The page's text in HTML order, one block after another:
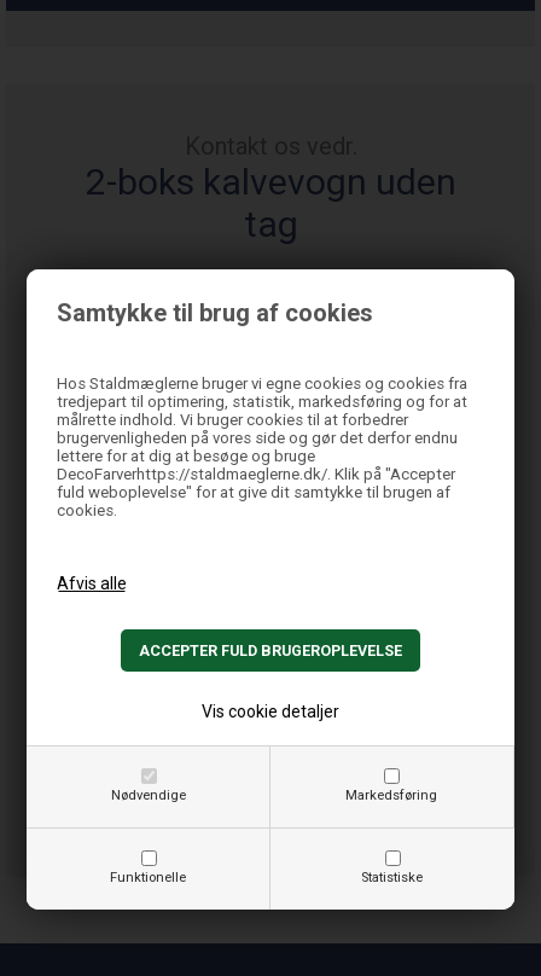
Samtykke til brug af cookies
Hos Staldmæglerne bruger vi egne cookies og cookies fra
tredjepart til optimering, statistik, markedsføring og for at
målrette indhold. Vi bruger cookies til at forbedrer
brugervenligheden på vores side og gør det derfor endnu
lettere for at dig at besøge og bruge
DecoFarverhttps://staldmaeglerne.dk/. Klik på "Accepter
fuld weboplevelse" for at give dit samtykke til brugen af
cookies.
Nødvendige Markedsføring
Funktionelle Statistiske
Vis cookie detaljer
2-boks kalvevogn uden
tag